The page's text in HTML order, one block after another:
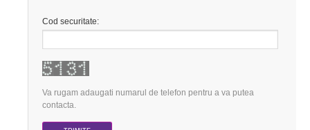
Cod securitate:
Va rugam adaugati numarul de telefon pentru a va putea
contacta.